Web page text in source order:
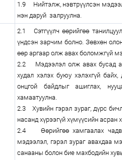
1.9 Нийтэлж, нэвтрүүлсэн
нэн даруй залруулна.
2.1 Сэтгүүлч өөрийгөө
үндсэн зарчим болно. Зөвхөн
өөр аргаар олж авах боломжгүй
2.2 Мэдээлэл олж авах бусад
худал хэлэх буюу хэлэхгүй байх,
онцгой байдлыг ашиглах,
хамаатуулна.
2.3 Хувийн гэрэл зураг, дүрс
насанд хүрээгүй хүмүүсийн
2.4 Өөрийгөө хамгаалах
мэдээлэл, гэрэл зураг авахдаа
санааны болон бие махбодийн